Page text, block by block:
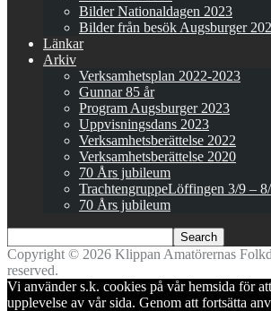
Bilder Nationaldagen 2023
Bilder från besök Augsburger
Länkar
Arkiv
Verksamhetsplan 2022-2023
Gunnar 85 år
Program Augsburger 2023
Uppvisningsdans 2023
Verksamhetsberättelse 2022
Verksamhetsberättelse 2020
70 Års jubileum
TrachtengruppeLöffingen 3/9 –
70 Års jubileum
Copyright © 2026 Klippan Amatörernas
reserved.
Vi använder s.k. cookies på vår hemsida för
upplevelse av vår sida. Genom att fortsätta